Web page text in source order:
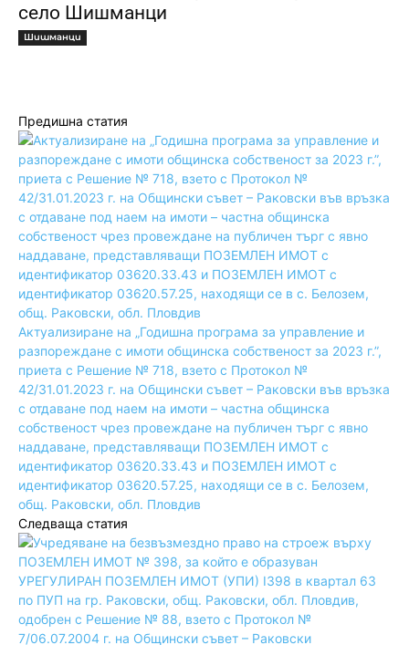
село Шишманци
Шишманци
Предишна статия
Актуализиране на „Годишна програма за управление и
разпореждане с имоти общинска собственост за 2023 г.”,
приета с Решение № 718, взето с Протокол №
42/31.01.2023 г. на Общински съвет – Раковски във връзка
с отдаване под наем на имоти – частна общинска
собственост чрез провеждане на публичен търг с явно
наддаване, представляващи ПОЗЕМЛЕН ИМОТ с
идентификатор 03620.33.43 и ПОЗЕМЛЕН ИМОТ с
идентификатор 03620.57.25, находящи се в с. Белозем,
общ. Раковски, обл. Пловдив
Следваща статия